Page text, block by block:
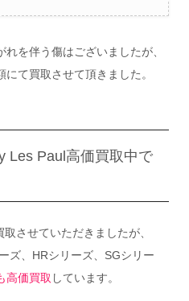
を伴う傷はございましたが、
て買取させて頂きました。
Les Paul高価買取中で
させていただきましたが、
ズ、HRシリーズ、SGシリー
高価買取 しています。